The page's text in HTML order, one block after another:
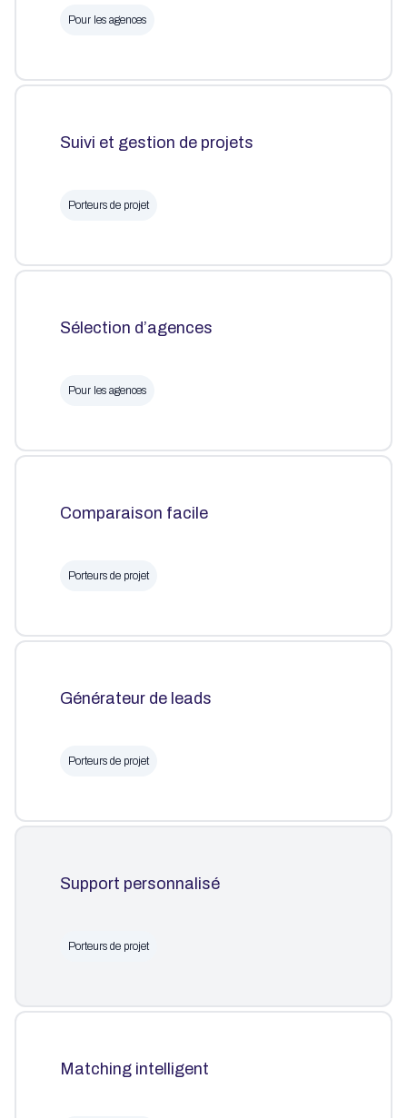
Pour les agences
Suivi et gestion de projets
Porteurs de projet
Sélection d’agences
Pour les agences
Comparaison facile
Porteurs de projet
Générateur de leads
Porteurs de projet
Support personnalisé
Porteurs de projet
Matching intelligent